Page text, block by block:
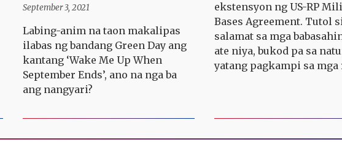
September 3, 2021
Labing-anim na taon makalipas
ilabas ng bandang Green Day ang
kantang ‘Wake Me Up When
September Ends’, ano na nga ba
ang nangyari?
ekstensyon ng US-RP
Bases Agreement. Tutol
salamat sa mga
ate niya, bukod pa sa
yatang pagkampi sa mga